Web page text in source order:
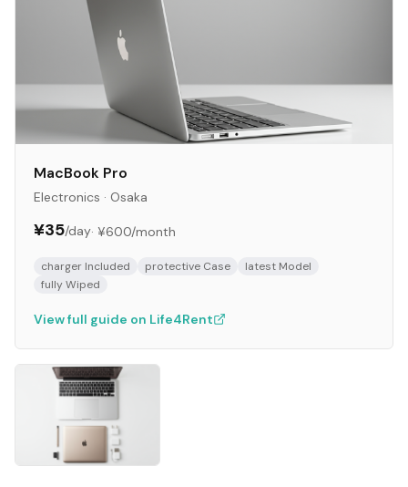
MacBook Pro
Electronics · Osaka
¥35/day· ¥600/month
charger Included protective Case
latest Model
fully Wiped
View full guide on Life4Rent